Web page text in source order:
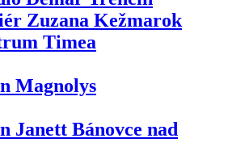
Zuzana Kežmarok
Timea
Magnolys
Janett Bánovce nad